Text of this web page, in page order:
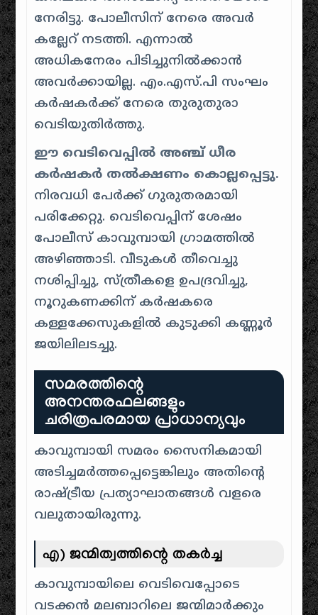
നേരിട്ടു. പോലീസിന് നേരെ അവർ
കല്ലേറ് നടത്തി. എന്നാൽ
അധികനേരം പിടിച്ചുനിൽക്കാൻ
അവർക്കായില്ല. എം.എസ്.പി സംഘം
കർഷകർക്ക് നേരെ തുരുതുരാ
വെടിയുതിർത്തു.
ഈ വെടിവെപ്പിൽ അഞ്ച് ധീര
കർഷകർ തൽക്ഷണം കൊല്ലപ്പെട്ടു.
നിരവധി പേർക്ക് ഗുരുതരമായി
പരിക്കേറ്റു. വെടിവെപ്പിന് ശേഷം
പോലീസ് കാവുമ്പായി ഗ്രാമത്തിൽ
അഴിഞ്ഞാടി. വീടുകൾ തീവെച്ചു
നശിപ്പിച്ചു, സ്ത്രീകളെ ഉപദ്രവിച്ചു,
നൂറുകണക്കിന് കർഷകരെ
കള്ളക്കേസുകളിൽ കുടുക്കി കണ്ണൂർ
ജയിലിലടച്ചു.
സമരത്തിന്റെ
അനന്തരഫലങ്ങളും
ചരിത്രപരമായ പ്രാധാന്യവും
കാവുമ്പായി സമരം സൈനികമായി
അടിച്ചമർത്തപ്പെട്ടെങ്കിലും അതിന്റെ
രാഷ്ട്രീയ പ്രത്യാഘാതങ്ങൾ വളരെ
വലുതായിരുന്നു.
എ) ജന്മിത്വത്തിന്റെ തകർച്ച
കാവുമ്പായിലെ വെടിവെപ്പോടെ
വടക്കൻ മലബാറിലെ ജന്മിമാർക്കും